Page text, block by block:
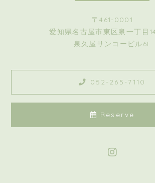
〒461-0001
愛知県名古屋市東区泉一丁目
泉久屋サンコービル6F
052-265-7110
Reserve